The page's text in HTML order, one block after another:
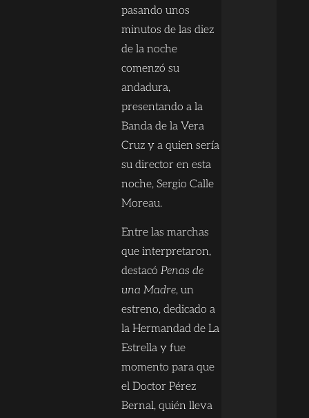
pasando unos
minutos de las diez
de la noche
comenzó su
andadura,
presentando a la
Banda de la Vera
Cruz y a quien sería
su director en esta
noche, Sergio Calle
Moreau.
Entre las marchas
que interpretaron,
destacóPenas de
una Madre, un
estreno, dedicado a
la Hermandad de La
Estrella y fue
momento para que
el Doctor Pérez
Bernal, quién lleva